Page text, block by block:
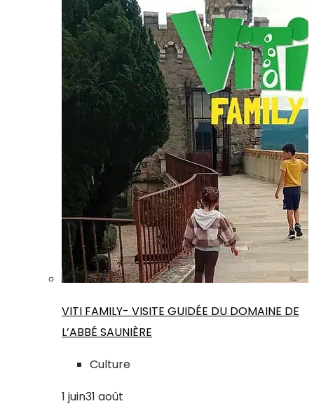
VITI FAMILY- VISITE GUIDÉE DU DOMAINE DE
L’ABBÉ SAUNIÈRE
Culture
1 juin31 août